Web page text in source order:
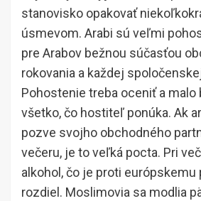
stanovisko opakovať
úsmevom. Arabi sú veľmi
pre Arabov bežnou súčasťou
rokovania a každej
Pohostenie treba oceniť a malo
všetko, čo hostiteľ ponúka. Ak
pozve svojho obchodného
večeru, je to veľká pocta. Pri
alkohol, čo je proti
rozdiel. Moslimovia sa modlia